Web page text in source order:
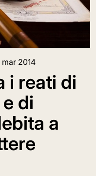
mar 2014
i reati di
di
a